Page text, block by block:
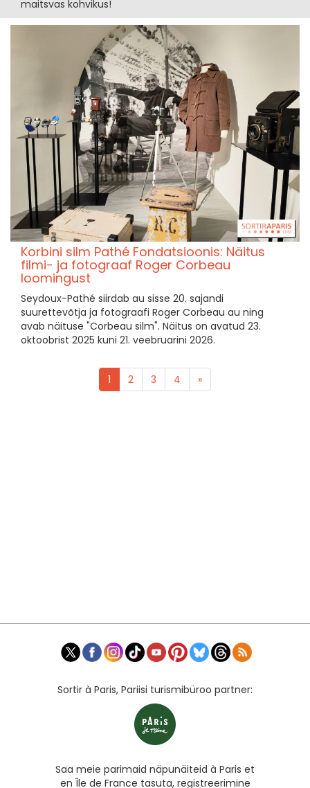
maitsvas kohvikus!
Korbini silm Pathé Fondatsioonis: Näitus
filmi- ja fotograaf Roger Corbeau
loomingust
Seydoux-Pathé siirdab au sisse 20. sajandi
suurettevõtja ja fotograafi Roger Corbeau au ning
avab näituse "Corbeau silm". Näitus on avatud 23.
oktoobrist 2025 kuni 21. veebruarini 2026.
1 2 3 4 »
Sortir à Paris, Pariisi turismibüroo partner:
Saa meie parimaid näpunäiteid à Paris et
en Île de France tasuta, registreerimine